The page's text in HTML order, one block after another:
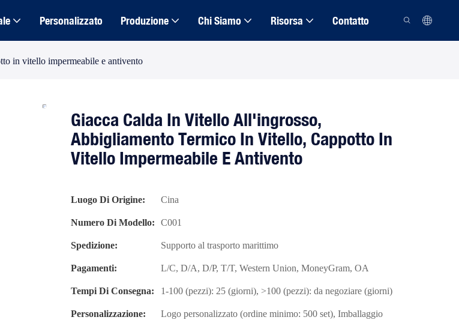
Personalizzato Produzione Chi Siamo Risorsa Contatto
in vitello impermeabile e antivento
Giacca Calda In Vitello All'ingrosso,
Abbigliamento Termico In Vitello, Cappotto In
Vitello Impermeabile E Antivento
Luogo Di Origine:
Cina
Numero Di Modello: C001
Spedizione:
Supporto al trasporto marittimo
Pagamenti:
L/C, D/A, D/P, T/T, Western Union, MoneyGram, OA
Tempi Di Consegna:
1-100 (pezzi): 25 (giorni), >100 (pezzi): da negoziare (giorni)
Personalizzazione:
Logo personalizzato (ordine minimo: 500 set), Imballaggio